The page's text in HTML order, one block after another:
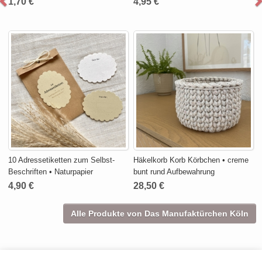
10 Adressetiketten zum Selbst-
Beschriften • Naturpapier
4,90 €
Häkelkorb Korb Körbchen • creme
bunt rund Aufbewahrung
28,50 €
Alle Produkte von Das Manufaktürchen Köln